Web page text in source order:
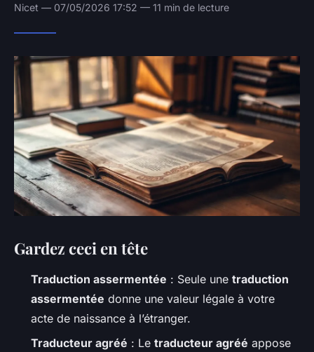
Nicet — 07/05/2026 17:52 — 11 min de lecture
Gardez ceci en tête
Traduction assermentée : Seule une traduction
assermentée donne une valeur légale à votre
acte de naissance à l’étranger.
Traducteur agréé : Le traducteur agréé appose